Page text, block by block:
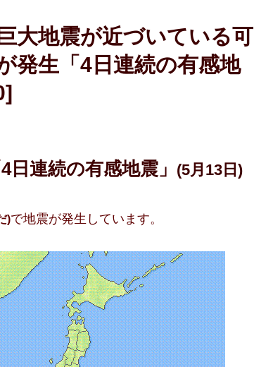
大地震が近づいている可
発生「4日連続の有感地
連続の有感地震」 (5月13日)
)で地震が発生しています。